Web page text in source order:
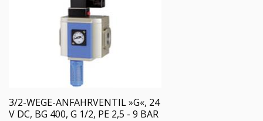
3/2-WEGE-ANFAHRVENTIL »G«, 24
V DC, BG 400, G 1/2, PE 2,5 - 9 BAR